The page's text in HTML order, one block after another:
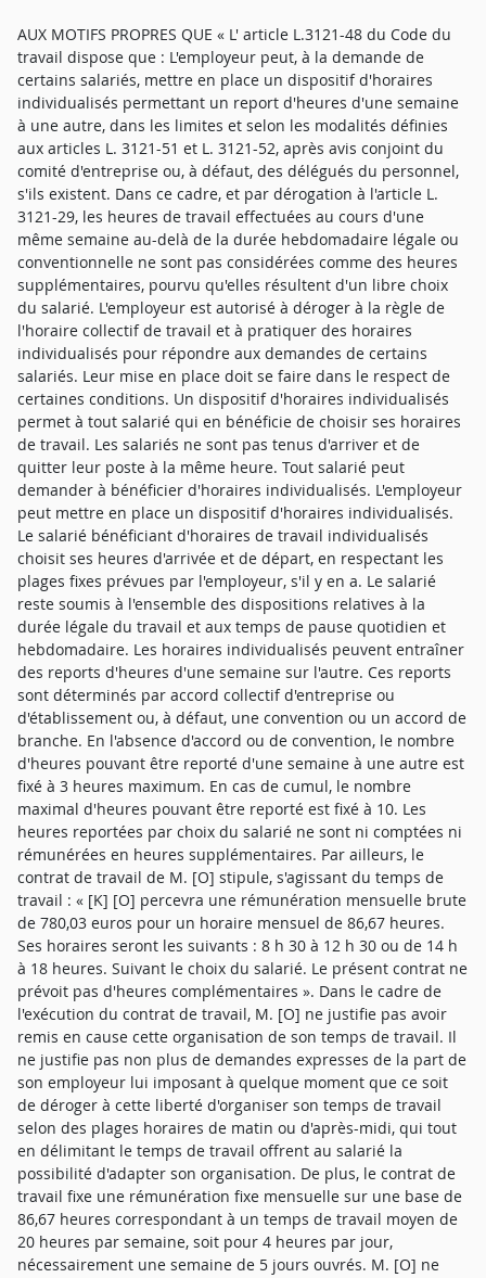
AUX MOTIFS PROPRES QUE « L' article L.3121-48 du Code du
travail dispose que : L'employeur peut, à la demande de
certains salariés, mettre en place un dispositif d'horaires
individualisés permettant un report d'heures d'une semaine
à une autre, dans les limites et selon les modalités définies
aux articles L. 3121-51 et L. 3121-52, après avis conjoint du
comité d'entreprise ou, à défaut, des délégués du personnel,
s'ils existent. Dans ce cadre, et par dérogation à l'article L.
3121-29, les heures de travail effectuées au cours d'une
même semaine au-delà de la durée hebdomadaire légale ou
conventionnelle ne sont pas considérées comme des heures
supplémentaires, pourvu qu'elles résultent d'un libre choix
du salarié. L'employeur est autorisé à déroger à la règle de
l'horaire collectif de travail et à pratiquer des horaires
individualisés pour répondre aux demandes de certains
salariés. Leur mise en place doit se faire dans le respect de
certaines conditions. Un dispositif d'horaires individualisés
permet à tout salarié qui en bénéficie de choisir ses horaires
de travail. Les salariés ne sont pas tenus d'arriver et de
quitter leur poste à la même heure. Tout salarié peut
demander à bénéficier d'horaires individualisés. L'employeur
peut mettre en place un dispositif d'horaires individualisés.
Le salarié bénéficiant d'horaires de travail individualisés
choisit ses heures d'arrivée et de départ, en respectant les
plages fixes prévues par l'employeur, s'il y en a. Le salarié
reste soumis à l'ensemble des dispositions relatives à la
durée légale du travail et aux temps de pause quotidien et
hebdomadaire. Les horaires individualisés peuvent entraîner
des reports d'heures d'une semaine sur l'autre. Ces reports
sont déterminés par accord collectif d'entreprise ou
d'établissement ou, à défaut, une convention ou un accord de
branche. En l'absence d'accord ou de convention, le nombre
d'heures pouvant être reporté d'une semaine à une autre est
fixé à 3 heures maximum. En cas de cumul, le nombre
maximal d'heures pouvant être reporté est fixé à 10. Les
heures reportées par choix du salarié ne sont ni comptées ni
rémunérées en heures supplémentaires. Par ailleurs, le
contrat de travail de M. [O] stipule, s'agissant du temps de
travail : « [K] [O] percevra une rémunération mensuelle brute
de 780,03 euros pour un horaire mensuel de 86,67 heures.
Ses horaires seront les suivants : 8 h 30 à 12 h 30 ou de 14 h
à 18 heures. Suivant le choix du salarié. Le présent contrat ne
prévoit pas d'heures complémentaires ». Dans le cadre de
l'exécution du contrat de travail, M. [O] ne justifie pas avoir
remis en cause cette organisation de son temps de travail. Il
ne justifie pas non plus de demandes expresses de la part de
son employeur lui imposant à quelque moment que ce soit
de déroger à cette liberté d'organiser son temps de travail
selon des plages horaires de matin ou d'après-midi, qui tout
en délimitant le temps de travail offrent au salarié la
possibilité d'adapter son organisation. De plus, le contrat de
travail fixe une rémunération fixe mensuelle sur une base de
86,67 heures correspondant à un temps de travail moyen de
20 heures par semaine, soit pour 4 heures par jour,
nécessairement une semaine de 5 jours ouvrés. M. [O] ne